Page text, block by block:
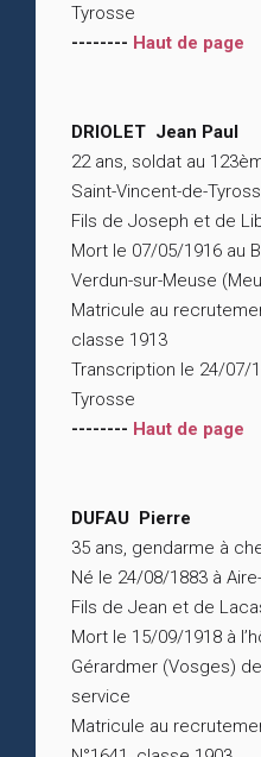
Tyrosse
-------- Haut de page
DRIOLET Jean Paul
22 ans, soldat au
Saint-Vincent-de-
Fils de Joseph et de
Mort le 07/05/1916 au
Verdun-sur-Meuse
Matricule au
classe 1913
Transcription le 24/07/
Tyrosse
-------- Haut de page
DUFAU Pierre
35 ans, gendarme à
Né le 24/08/1883 à
Fils de Jean et de
Mort le 15/09/1918 à
Gérardmer (Vosges)
service
Matricule au